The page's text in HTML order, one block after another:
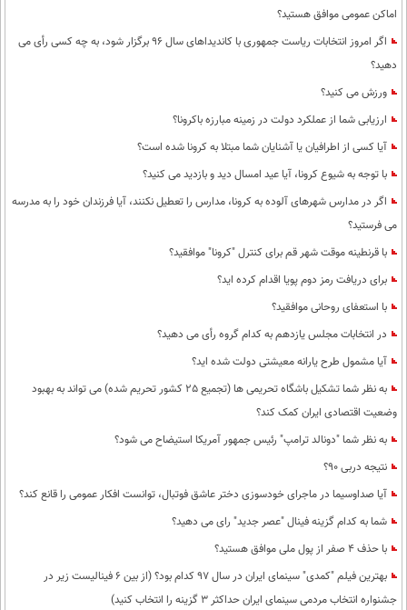
اماکن عمومی موافق هستید؟
اگر امروز انتخابات ریاست جمهوری با کاندیداهای سال 96 برگزار شود، به چه کسی رأی می
دهید؟
ورزش می کنید؟
ارزیابی شما از عملکرد دولت در زمینه مبارزه باکرونا؟
آیا کسی از اطرافیان یا آشنایان شما مبتلا به کرونا شده است؟
با توجه به شیوع کرونا، آیا عید امسال دید و بازدید می کنید؟
اگر در مدارس شهرهای آلوده به کرونا، مدارس را تعطیل نکنند، آیا فرزندان خود را به مدرسه
می فرستید؟
با قرنطینه موقت شهر قم برای کنترل "کرونا" موافقید؟
برای دریافت رمز دوم پویا اقدام کرده اید؟
با استعفای روحانی موافقید؟
در انتخابات مجلس یازدهم به کدام گروه رأی می دهید؟
آیا مشمول طرح یارانه معیشتی دولت شده اید؟
به نظر شما تشکیل باشگاه تحریمی ها (تجمیع 25 کشور تحریم شده) می تواند به بهبود
وضعیت اقتصادی ایران کمک کند؟
به نظر شما "دونالد ترامپ" رئیس جمهور آمریکا استیضاح می شود؟
نتیجه دربی 90؟
آیا صداوسیما در ماجرای خودسوزی دختر عاشق فوتبال، توانست افکار عمومی را قانع کند؟
شما به کدام گزینه فینال "عصر جدید" رای می دهید؟
با حذف 4 صفر از پول ملی موافق هستید؟
بهترین فیلم "کمدی" سینمای ایران در سال 97 کدام بود؟ (از بین 6 فینالیست زیر در
جشنواره انتخاب مردمی سینمای ایران حداکثر 3 گزینه را انتخاب کنید)